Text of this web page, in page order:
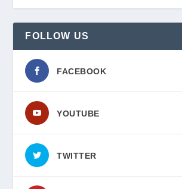
FOLLOW US
FACEBOOK
YOUTUBE
TWITTER